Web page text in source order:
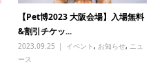
【Pet博2023 大阪会場】入場無料
&割引チケッ...
2023.09.25 イベント, お知らせ, ニュ
ース